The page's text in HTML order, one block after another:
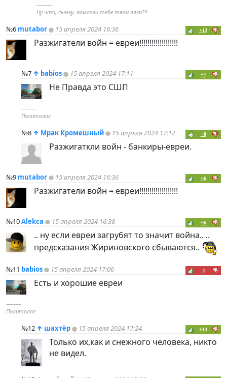
----------
Ну что, сынку, помогли тебе твои ляхи?!!
№6 mutabor 15 апреля 2024 16:36 +12
Разжигатели войн = евреи!!!!!!!!!!!!!!!!!!!
№7 ↑ babios 15 апреля 2024 17:11 +1
Не Правда это СШП
----------
Политолог
№8 ↑ Мрак Кромешный 15 апреля 2024 17:12 +8
Разжигаткли войн - банкиры-евреи.
№9 mutabor 15 апреля 2024 16:36 +6
Разжигатели войн = евреи!!!!!!!!!!!!!!!!!!!
№10Alekca 15 апреля 2024 16:38 +6
.. ну если евреи загрубят то значит война.. ..
предсказания Жириновского сбываются..
№11 babios 15 апреля 2024 17:06 -1
Есть и хорошие евреи
----------
Политолог
№12 ↑ шахтёр 15 апреля 2024 17:24 +13
Только их,как и снежного человека, никто
не видел.